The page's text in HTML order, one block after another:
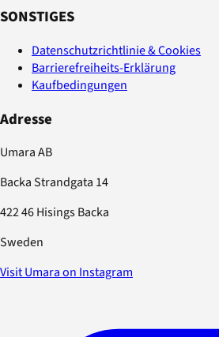
SONSTIGES
Datenschutzrichtlinie & Cookies
Barrierefreiheits-Erklärung
Kaufbedingungen
Adresse
Umara AB
Backa Strandgata 14
422 46 Hisings Backa
Sweden
Visit Umara on Instagram